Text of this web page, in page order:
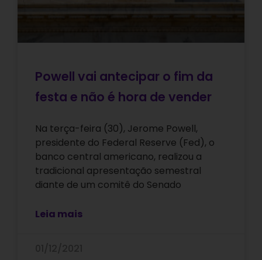
Powell vai antecipar o fim da
festa e não é hora de vender
Na terça-feira (30), Jerome Powell,
presidente do Federal Reserve (Fed), o
banco central americano, realizou a
tradicional apresentação semestral
diante de um comitê do Senado
Leia mais